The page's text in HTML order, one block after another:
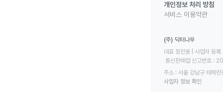
개인정보 처리 방침
서비스 이용약관
(주) 닥터나우
대표 정진웅 | 사업자
통신판매업 신고번호
주소 : 서울 강남구 테헤
사업자 정보 확인